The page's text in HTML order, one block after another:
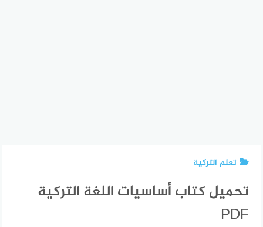
تعلم التركية
تحميل كتاب أساسيات اللغة التركية
PDF